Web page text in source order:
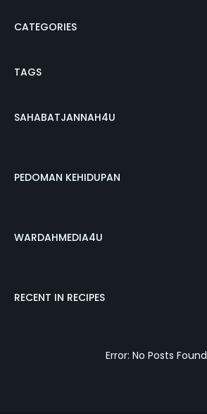
CATEGORIES
TAGS
SAHABATJANNAH4U
PEDOMAN KEHIDUPAN
WARDAHMEDIA4U
RECENT IN RECIPES
Error: No Posts Found